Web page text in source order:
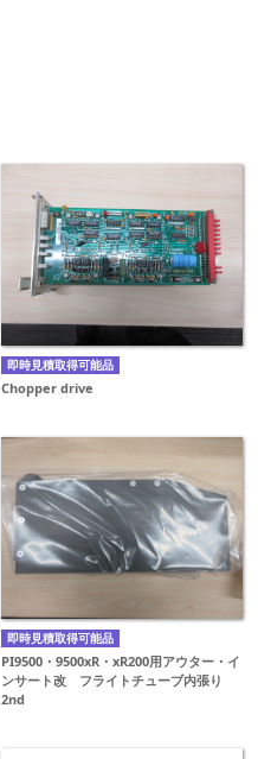
即時見積取得可能品
Chopper drive
即時見積取得可能品
PI9500・9500xR・xR200用アウター・イ
ンサート改 フライトチューブ内張り
2nd